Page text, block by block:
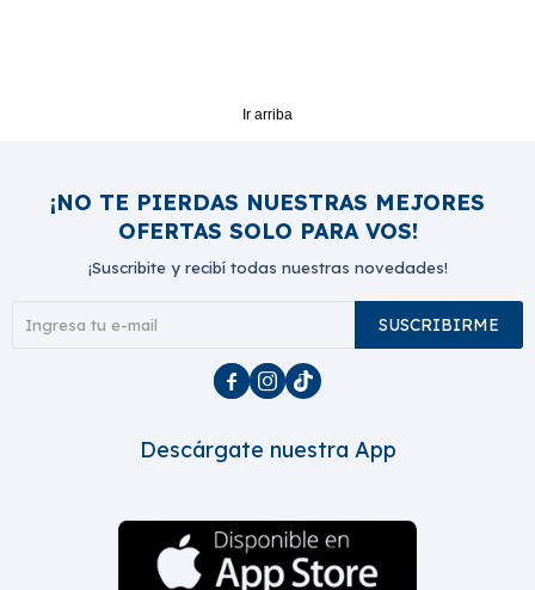
Ir arriba
¡NO TE PIERDAS NUESTRAS MEJORES
OFERTAS SOLO PARA VOS!
¡Suscribite y recibí todas nuestras novedades!
SUSCRIBIRME
  
Descárgate nuestra App